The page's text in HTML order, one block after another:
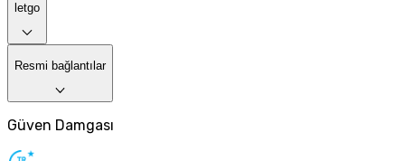
letgo
Resmi bağlantılar
Güven Damgası